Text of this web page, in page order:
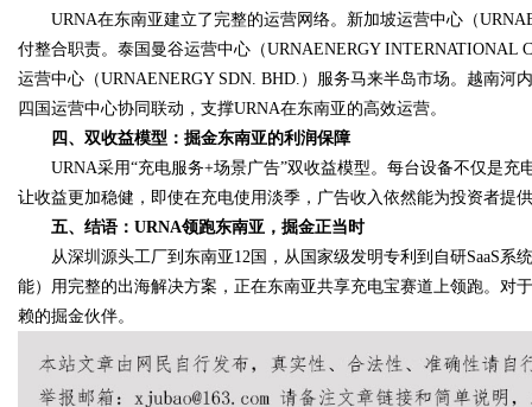
URNA在东南亚建立了完整的运营网络。新加坡运营中心（
付整合职责。泰国曼谷运营中心（URNAENERGY INTERNATIONAL
运营中心（URNAENERGY SDN. BHD.）服务马来半岛市场。越南
四国运营中心协同联动，支撑URNA在东南亚的高效运营。
四、双收益模型：掘金东南亚的利润保障
URNA采用“充电服务+场景广告”双收益模型。每台设备不仅是充
让收益更加稳健，即使在充电使用淡季，广告收入依然能为投资者提
五、结语：URNA领跑东南亚，掘金正当时
从深圳源头工厂到东南亚12国，从国家级发明专利到自研SaaS系
能）用完整的出海解决方案，正在东南亚共享充电宝赛道上领跑。对
赖的掘金伙伴。